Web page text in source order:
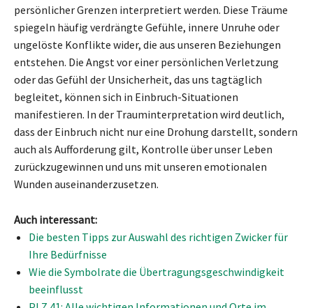
persönlicher Grenzen interpretiert werden. Diese Träume
spiegeln häufig verdrängte Gefühle, innere Unruhe oder
ungelöste Konflikte wider, die aus unseren Beziehungen
entstehen. Die Angst vor einer persönlichen Verletzung
oder das Gefühl der Unsicherheit, das uns tagtäglich
begleitet, können sich in Einbruch-Situationen
manifestieren. In der Trauminterpretation wird deutlich,
dass der Einbruch nicht nur eine Drohung darstellt, sondern
auch als Aufforderung gilt, Kontrolle über unser Leben
zurückzugewinnen und uns mit unseren emotionalen
Wunden auseinanderzusetzen.
Auch interessant:
Die besten Tipps zur Auswahl des richtigen Zwicker für
Ihre Bedürfnisse
Wie die Symbolrate die Übertragungsgeschwindigkeit
beeinflusst